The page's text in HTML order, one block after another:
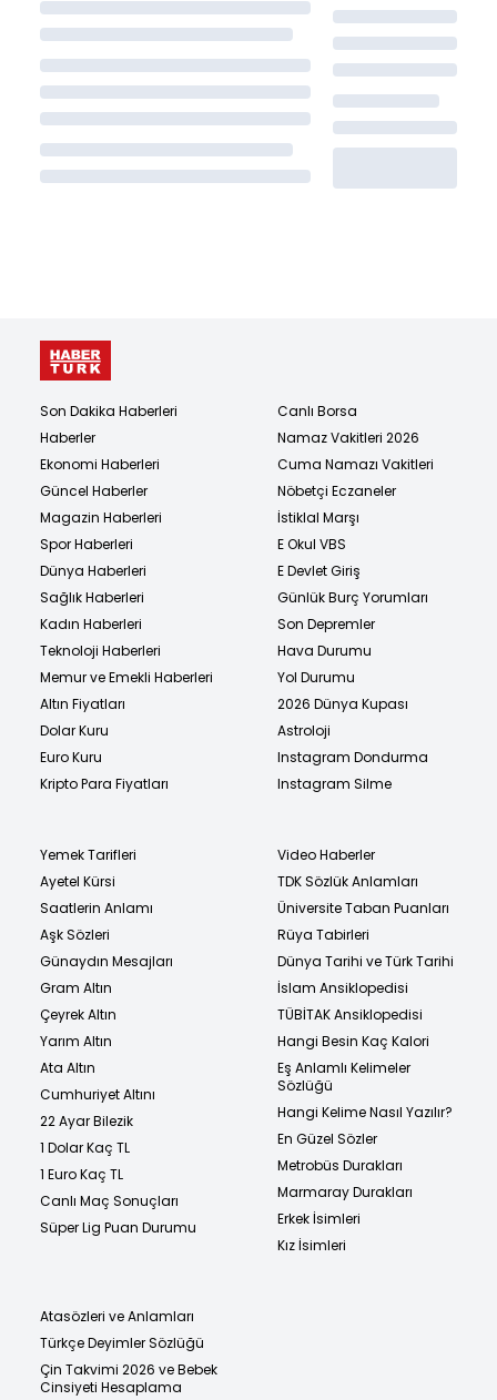
Son Dakika Haberleri
Haberler
Ekonomi Haberleri
Güncel Haberler
Magazin Haberleri
Spor Haberleri
Dünya Haberleri
Sağlık Haberleri
Kadın Haberleri
Teknoloji Haberleri
Memur ve Emekli Haberleri
Altın Fiyatları
Dolar Kuru
Euro Kuru
Kripto Para Fiyatları
Canlı Borsa
Namaz Vakitleri 2026
Cuma Namazı Vakitleri
Nöbetçi Eczaneler
İstiklal Marşı
E Okul VBS
E Devlet Giriş
Günlük Burç Yorumları
Son Depremler
Hava Durumu
Yol Durumu
2026 Dünya Kupası
Astroloji
Instagram Dondurma
Instagram Silme
Yemek Tarifleri
Ayetel Kürsi
Saatlerin Anlamı
Aşk Sözleri
Günaydın Mesajları
Gram Altın
Çeyrek Altın
Yarım Altın
Ata Altın
Cumhuriyet Altını
22 Ayar Bilezik
1 Dolar Kaç TL
1 Euro Kaç TL
Canlı Maç Sonuçları
Süper Lig Puan Durumu
Video Haberler
TDK Sözlük Anlamları
Üniversite Taban Puanları
Rüya Tabirleri
Dünya Tarihi ve Türk Tarihi
İslam Ansiklopedisi
TÜBİTAK Ansiklopedisi
Hangi Besin Kaç Kalori
Eş Anlamlı Kelimeler
Sözlüğü
Hangi Kelime Nasıl Yazılır?
En Güzel Sözler
Metrobüs Durakları
Marmaray Durakları
Erkek İsimleri
Kız İsimleri
Atasözleri ve Anlamları
Türkçe Deyimler Sözlüğü
Çin Takvimi 2026 ve Bebek
Cinsiyeti Hesaplama